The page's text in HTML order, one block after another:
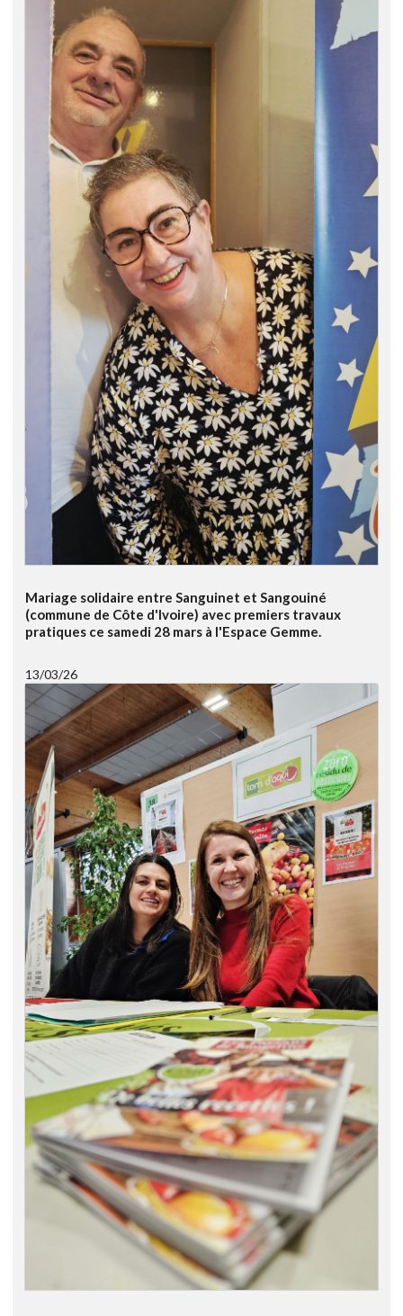
Mariage solidaire entre Sanguinet et Sangouiné
(commune de Côte d'Ivoire) avec premiers travaux
pratiques ce samedi 28 mars à l'Espace Gemme.
13/03/26